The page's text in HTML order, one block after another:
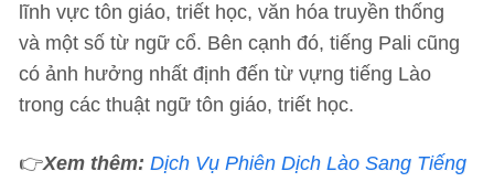
lĩnh vực tôn giáo, triết học, văn hóa truyền thống
và một số từ ngữ cổ. Bên cạnh đó, tiếng Pali cũng
có ảnh hưởng nhất định đến từ vựng tiếng Lào
trong các thuật ngữ tôn giáo, triết học.
👉Xem thêm: Dịch Vụ Phiên Dịch Lào Sang Tiếng